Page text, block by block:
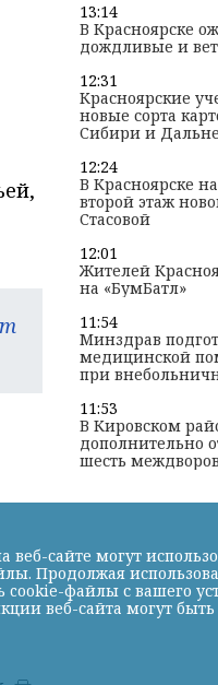
13:14
В Красноярске
дождливые и
12:31
Красноярские
новые сорта
Сибири и
12:24
В Красноярске
второй этаж
Стасовой
12:01
Жителей
на «БумБатл»
11:54
Минздрав
медицинской
при
11:53
В Кировском
дополнительно
шесть
сайте могут
Продолжая
файлы с вашего
веб-сайта могут